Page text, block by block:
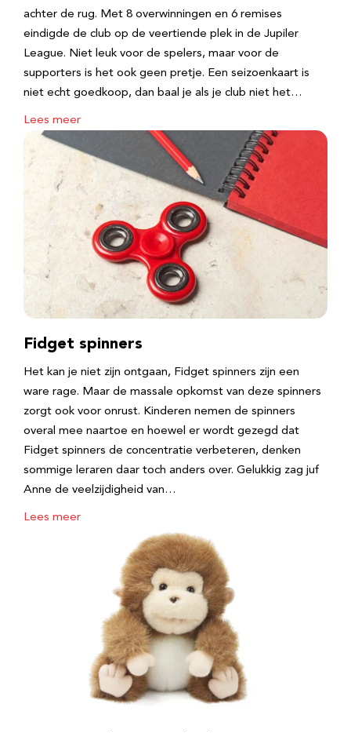
achter de rug. Met 8 overwinningen en 6 remises
eindigde de club op de veertiende plek in de Jupiler
League. Niet leuk voor de spelers, maar voor de
supporters is het ook geen pretje. Een seizoenkaart is
niet echt goedkoop, dan baal je als je club niet het…
Lees meer
Fidget spinners
Het kan je niet zijn ontgaan, Fidget spinners zijn een
ware rage. Maar de massale opkomst van deze spinners
zorgt ook voor onrust. Kinderen nemen de spinners
overal mee naartoe en hoewel er wordt gezegd dat
Fidget spinners de concentratie verbeteren, denken
sommige leraren daar toch anders over. Gelukkig zag juf
Anne de veelzijdigheid van…
Lees meer